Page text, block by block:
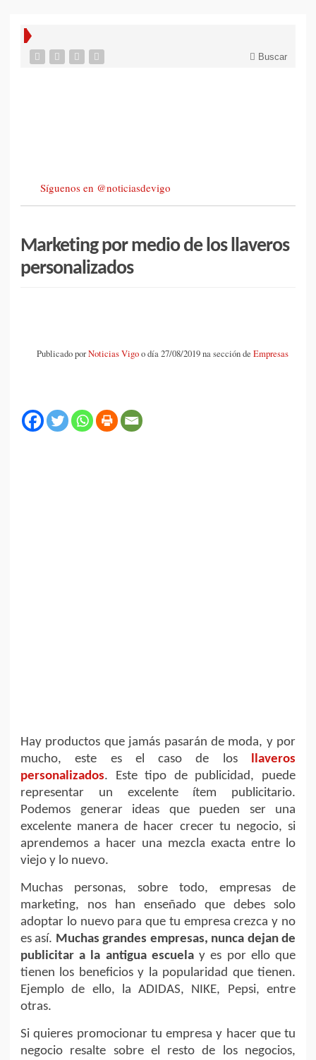
Buscar
Síguenos en @noticiasdevigo
Marketing por medio de los llaveros
personalizados
Publicado porNoticias Vigoo día 27/08/2019 na sección de Empresas
Hay productos que jamás pasarán de moda, y por
mucho, este es el caso de los
llaveros
personalizados. Este tipo de publicidad, puede
representar un excelente ítem publicitario.
Podemos generar ideas que pueden ser una
excelente manera de hacer crecer tu negocio, si
aprendemos a hacer una mezcla exacta entre lo
viejo y lo nuevo.
Muchas personas, sobre todo, empresas de
marketing, nos han enseñado que debes solo
adoptar lo nuevo para que tu empresa crezca y no
es así. Muchas grandes empresas, nunca dejan de
publicitar a la antigua escuelay es por ello que
tienen los beneficios y la popularidad que tienen.
Ejemplo de ello, la ADIDAS, NIKE, Pepsi, entre
otras.
Si quieres promocionar tu empresa y hacer que tu
negocio resalte sobre el resto de los negocios,